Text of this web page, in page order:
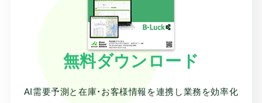
無料ダウンロード
AI需要予測と在庫・お客様情報を連携し業務を効率化